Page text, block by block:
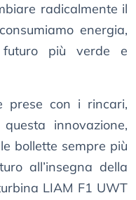
radicalmente il
energia,
più verde e
prese con i rincari,
innovazione,
bollette sempre più
all’insegna della
LIAM F1 UWT